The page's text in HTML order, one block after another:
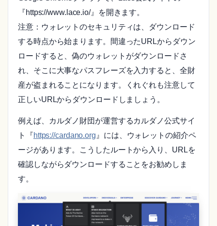
『https://www.lace.io/』を開きます。
注意：ウォレットのセキュリティは、ダウンロード
する時点から始まります。間違ったURLからダウン
ロードすると、偽のウォレットがダウンロードさ
れ、そこに大事なパスフレーズを入力すると、全財
産が盗まれることになります。くれぐれも注意して
正しいURLからダウンロードしましょう。
例えば、カルダノ財団が運営するカルダノ公式サイ
ト『https://cardano.org 』には、ウォレットの紹介ペ
ージがあります。こうしたルートから入り、URLを
確認しながらダウンロードすることをお勧めしま
す。